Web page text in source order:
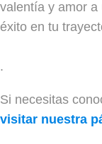
valentía y amor a
éxito en tu
.
Si necesitas
visitar nuestra